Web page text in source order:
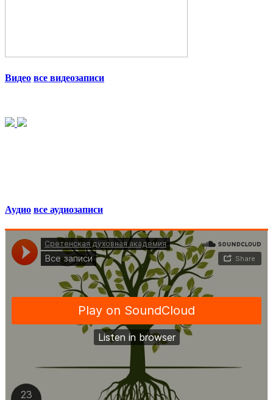
Видео все видеозаписи
Аудио все аудиозаписи